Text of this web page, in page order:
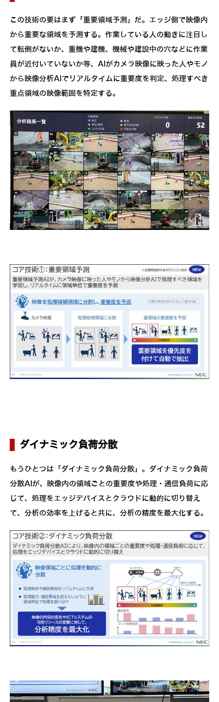
この技術の要はまず「重要領域予測」だ。エッジ側で映像内
から重要な領域を予測する。作業している人の動きに注目し
て転倒がないか、重機や建機、機械や建設中の穴などに作業
員が近付いていないか等、AIがカメラ映像に映った人やモノ
から映像分析AIでリアルタイムに重要度を判定、処理すべき
重点領域の映像範囲を特定する。
ダイナミック負荷分散
もうひとつは「ダイナミック負荷分散」。ダイナミック負荷
分散AIが、映像内の領域ごとの重要度や処理・通信負荷に応
じて、処理をエッジデバイスとクラウドに動的に切り替え
て、分析の効率を上げると共に、分析の精度を最大化する。